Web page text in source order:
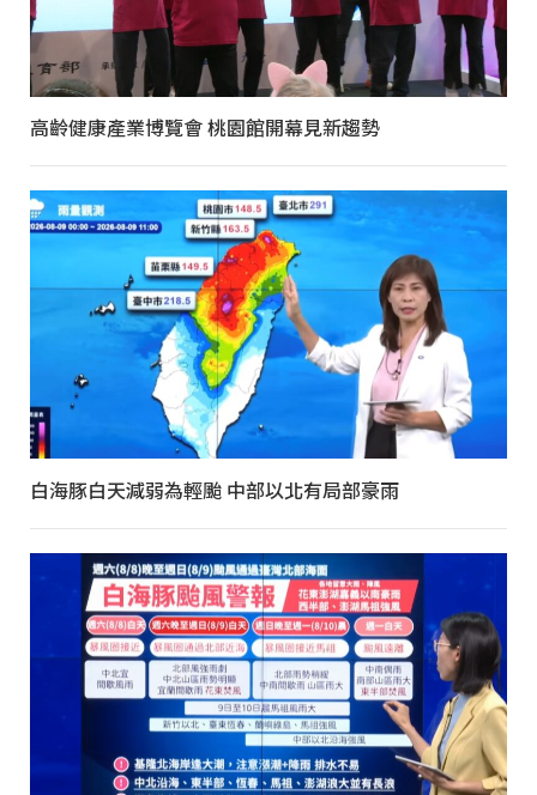
高齡健康產業博覽會 桃園館開幕見新趨勢
白海豚白天減弱為輕颱 中部以北有局部豪雨